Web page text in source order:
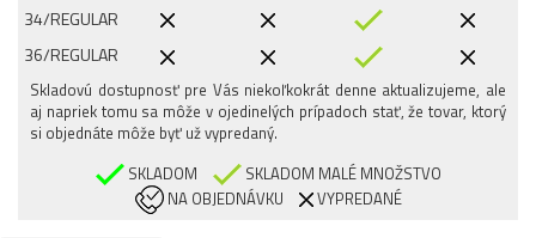
34/REGULAR
36/REGULAR
38/REGULAR
Skladovú dostupnosť pre Vás niekoľkokrát denne aktualizujeme, ale
aj napriek tomu sa môže v ojedinelých prípadoch stať, že tovar, ktorý
si objednáte môže byť už vypredaný.
SKLADOM
SKLADOM MALÉ MNOŽSTVO
NA OBJEDNÁVKU
VYPREDANÉ